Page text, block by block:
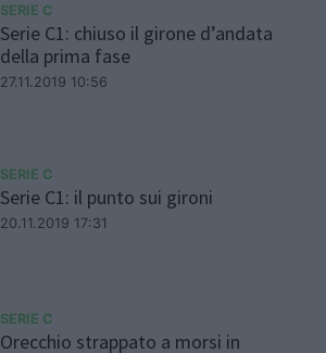
SERIE C
Serie C1: chiuso il girone d’andata
della prima fase
27.11.2019 10:56
SERIE C
Serie C1: il punto sui gironi
20.11.2019 17:31
SERIE C
Orecchio strappato a morsi in